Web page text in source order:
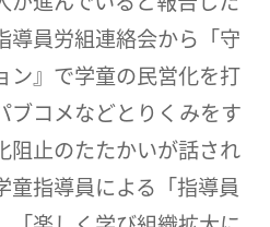
導員労組連絡会から「守
ン』で学童の民営化を打
ブコメなどとりくみをす
阻止のたたかいが話され
童指導員による「指導員